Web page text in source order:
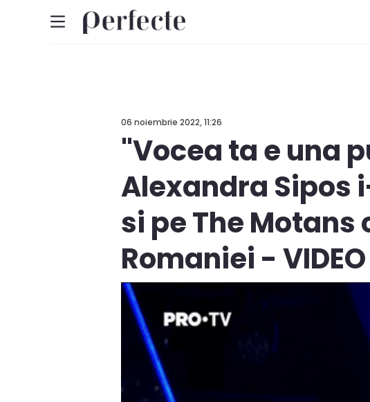
06 noiembrie 2022, 11:26
"Vocea ta e una
Alexandra Sipos
si pe The Motans
Romaniei - VIDEO